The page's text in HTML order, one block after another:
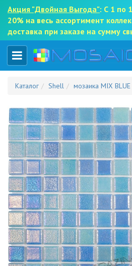
Акция "Двойная Выгода": С 1 по
20% на весь ассортимент
доставка при заказе на сумму
Каталог Shell мозаика MIX